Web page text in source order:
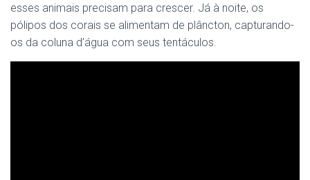
esses animais precisam para crescer. Já à noite, os
pólipos dos corais se alimentam de plâncton, capturando-
os da coluna d’água com seus tentáculos.